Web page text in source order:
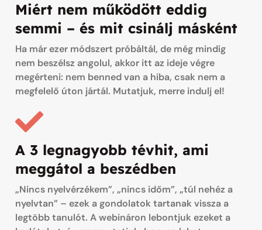
Miért nem működött eddig
semmi – és mit csinálj másként
Ha már ezer módszert próbáltál, de még mindig
nem beszélsz angolul, akkor itt az ideje végre
megérteni: nem benned van a hiba, csak nem a
megfelelő úton jártál. Mutatjuk, merre indulj el!
A 3 legnagyobb tévhit, ami
meggátol a beszédben
„Nincs nyelvérzékem”, „nincs időm”, „túl nehéz a
nyelvtan” – ezek a gondolatok tartanak vissza a
legtöbb tanulót. A webináron lebontjuk ezeket a